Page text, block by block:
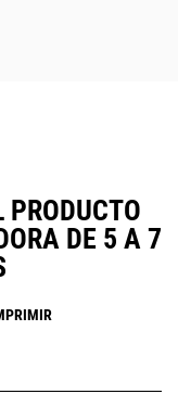
PRODUCTO
DE 5 A 7